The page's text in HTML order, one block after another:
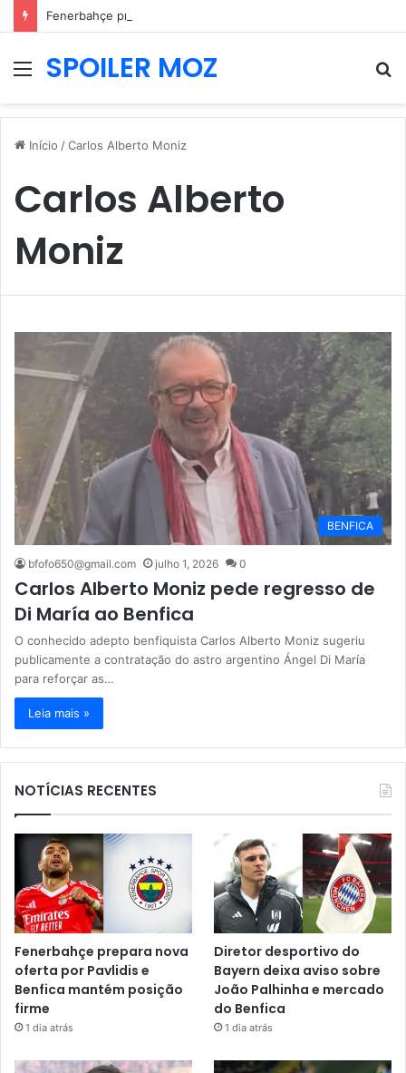
MenuSPOILER MOZ
Início /Carlos Alberto Moniz
Carlos Alberto
Moniz
BENFICA
bfofo650@gmail.com julho 1, 2026 0
Carlos Alberto Moniz pede regresso de
Di María ao Benfica
O conhecido adepto benfiquista Carlos Alberto Moniz sugeriu
publicamente a contratação do astro argentino Ángel Di María
para reforçar as…
Leia mais »
NOTÍCIAS RECENTES
Fenerbahçe prepara nova
oferta por Pavlidis e
Benfica mantém posição
firme
1 dia atrás
Diretor desportivo do
Bayern deixa aviso sobre
João Palhinha e mercado
do Benfica
1 dia atrás